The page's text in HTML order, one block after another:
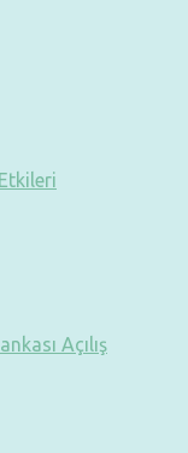
Açılış